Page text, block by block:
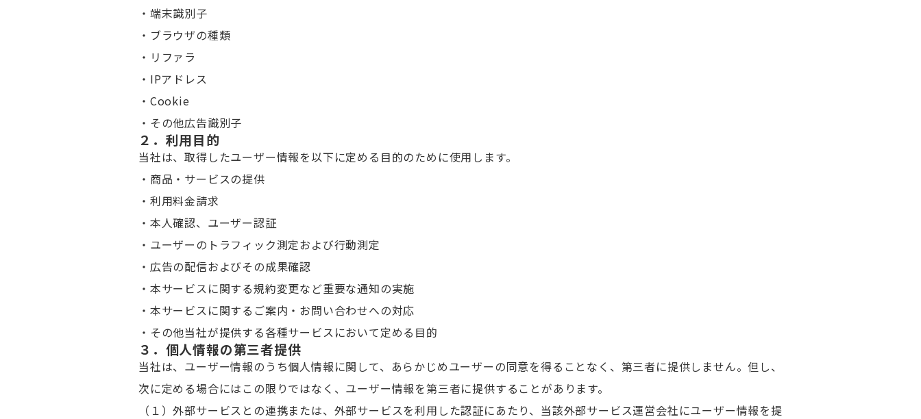
・端末識別子
・ブラウザの種類
・リファラ
・IPアドレス
・Cookie
・その他広告識別子
２．利用目的
当社は、取得したユーザー情報を以下に定める目的のために使用します。
・商品・サービスの提供
・利用料金請求
・本人確認、ユーザー認証
・ユーザーのトラフィック測定および行動測定
・広告の配信およびその成果確認
・本サービスに関する規約変更など重要な通知の実施
・本サービスに関するご案内・お問い合わせへの対応
・その他当社が提供する各種サービスにおいて定める目的
３．個人情報の第三者提供
当社は、ユーザー情報のうち個人情報に関して、あらかじめユーザーの同意を得ることなく、第三者に提供しません。但し、
次に定める場合にはこの限りではなく、ユーザー情報を第三者に提供することがあります。
（１）外部サービスとの連携または、外部サービスを利用した認証にあたり、当該外部サービス運営会社にユーザー情報を提